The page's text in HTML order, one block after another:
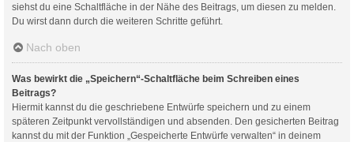
siehst du eine Schaltfläche in der Nähe des Beitrags, um diesen zu melden.
Du wirst dann durch die weiteren Schritte geführt.
Nach oben
Was bewirkt die „Speichern“-Schaltfläche beim Schreiben eines
Beitrags?
Hiermit kannst du die geschriebene Entwürfe speichern und zu einem
späteren Zeitpunkt vervollständigen und absenden. Den gesicherten Beitrag
kannst du mit der Funktion „Gespeicherte Entwürfe verwalten“ in deinem